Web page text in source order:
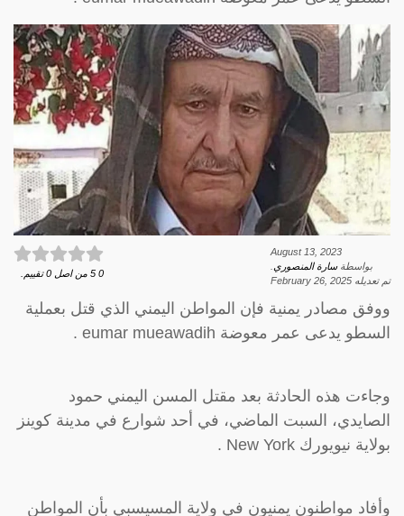
August 13, 2023
بواسطةسارة المنصوري
تم تعديله February 26, 2025
0
5 من اصل 0 تقييم.
ووفق مصادر يمنية فإن المواطن اليمني الذي قتل بعملية
السطو يدعى عمر معوضة eumar mueawadih .
وجاءت هذه الحادثة بعد مقتل المسن اليمني حمود
الصايدي، السبت الماضي، في أحد شوارع في مدينة كوينز
بولاية نيويورك New York .
وأفاد مواطنون يمنيون في ولاية المسيسبي بأن المواطن